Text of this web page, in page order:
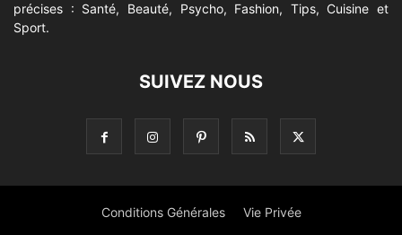
précises : Santé, Beauté, Psycho, Fashion, Tips, Cuisine et
Sport.
SUIVEZ NOUS
Conditions Générales Vie Privée